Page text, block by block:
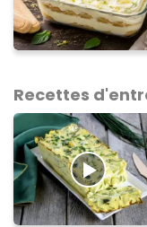
Recettes